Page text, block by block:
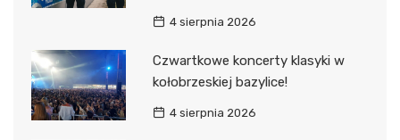
4 sierpnia 2026
Czwartkowe koncerty klasyki w
kołobrzeskiej bazylice!
4 sierpnia 2026